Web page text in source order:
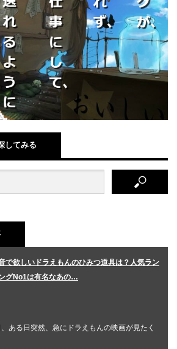
してみる
で欲しいドラえもんのひみつ道具は？人気ラン
グNo1は有名なあの…
ある日突然、急にドラえもんの映画が見たく